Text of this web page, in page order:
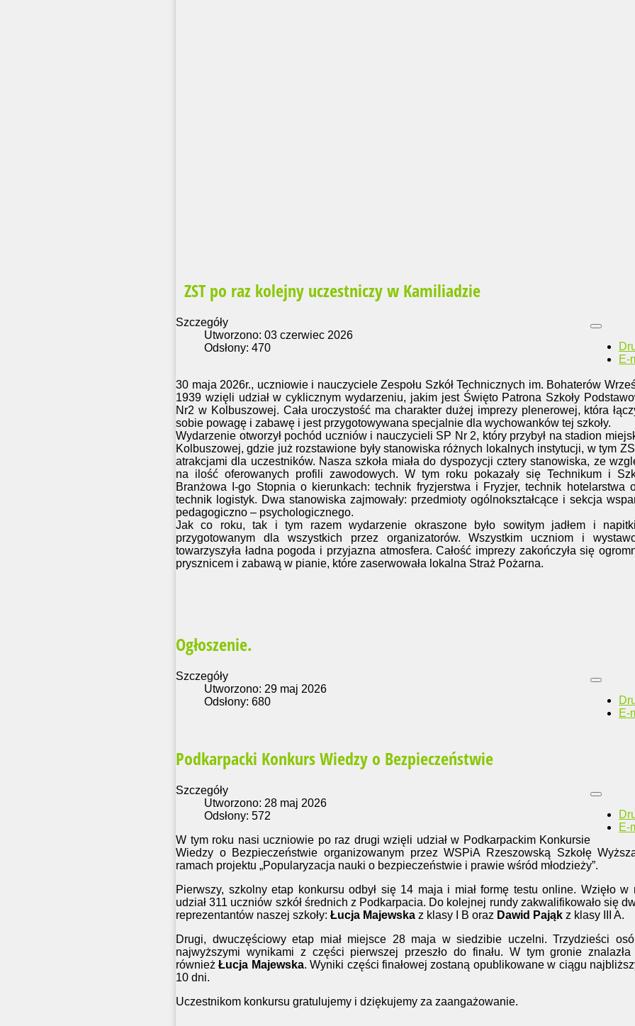
ZST po raz kolejny uczestniczy w Kamiliadzie
E-
Szczegóły
Utworzono: 03 czerwiec 2026
Odsłony: 470
30 maja 2026r., uczniowie i nauczyciele Zespołu Szkół Technicznych im. Bohaterów
1939 wzięli udział w cyklicznym wydarzeniu, jakim jest Święto Patrona Szkoły
Nr2 w Kolbuszowej. Cała uroczystość ma charakter dużej imprezy plenerowej, która
sobie powagę i zabawę i jest przygotowywana specjalnie dla wychowanków tej szkoły.
Wydarzenie otworzył pochód uczniów i nauczycieli SP Nr 2, który przybył na stadion
Kolbuszowej, gdzie już rozstawione były stanowiska różnych lokalnych instytucji, w tym
atrakcjami dla uczestników. Nasza szkoła miała do dyspozycji cztery stanowiska, ze
na ilość oferowanych profili zawodowych. W tym roku pokazały się Technikum i
Branżowa I-go Stopnia o kierunkach: technik fryzjerstwa i Fryzjer, technik hotelarstwa
technik logistyk. Dwa stanowiska zajmowały: przedmioty ogólnokształcące i sekcja
pedagogiczno – psychologicznego.
Jak co roku, tak i tym razem wydarzenie okraszone było sowitym jadłem i
przygotowanym dla wszystkich przez organizatorów. Wszystkim uczniom i
towarzyszyła ładna pogoda i przyjazna atmosfera. Całość imprezy zakończyła się
prysznicem i zabawą w pianie, które zaserwowała lokalna Straż Pożarna.
Ogłoszenie.
E-
Szczegóły
Utworzono: 29 maj 2026
Odsłony: 680
Podkarpacki Konkurs Wiedzy o Bezpieczeństwie
E-
Szczegóły
Utworzono: 28 maj 2026
Odsłony: 572
W tym roku nasi uczniowie po raz drugi wzięli udział w Podkarpackim Konkursie
Wiedzy o Bezpieczeństwie organizowanym przez WSPiA Rzeszowską Szkołę
ramach projektu „Popularyzacja nauki o bezpieczeństwie i prawie wśród młodzieży”.
Pierwszy, szkolny etap konkursu odbył się 14 maja i miał formę testu online. Wzięło w
udział 311 uczniów szkół średnich z Podkarpacia. Do kolejnej rundy zakwalifikowało się
reprezentantów naszej szkoły: Łucja Majewska z klasy I B oraz Dawid Pająk z klasy III A.
Drugi, dwuczęściowy etap miał miejsce 28 maja w siedzibie uczelni. Trzydzieści
najwyższymi wynikami z części pierwszej przeszło do finału. W tym gronie
równieżŁucja Majewska. Wyniki części finałowej zostaną opublikowane w ciągu
10 dni.
Uczestnikom konkursu gratulujemy i dziękujemy za zaangażowanie.